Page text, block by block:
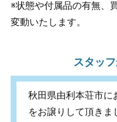
※状態や付属品の有無、
変動いたします。
スタッ
秋田県由利本荘市に
をお譲りして頂きま